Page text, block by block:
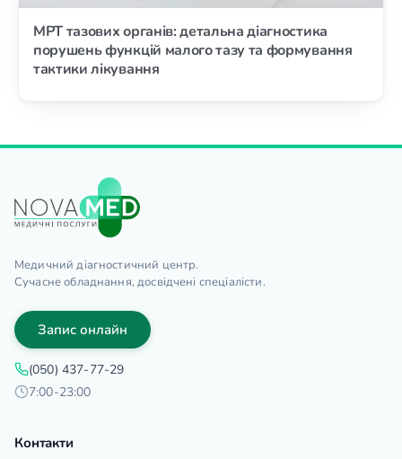
МРТ тазових органів: детальна діагностика
порушень функцій малого тазу та формування
тактики лікування
Медичний діагностичний центр.
Сучасне обладнання, досвідчені спеціалісти.
Запис онлайн
(050) 437-77-29
7:00-23:00
Контакти